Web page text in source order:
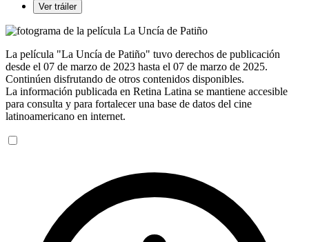
Ver tráiler
La película "La Uncía de Patiño" tuvo derechos de publicación
desde el 07 de marzo de 2023 hasta el 07 de marzo de 2025.
Continúen disfrutando de otros contenidos disponibles.
La información publicada en Retina Latina se mantiene accesible
para consulta y para fortalecer una base de datos del cine
latinoamericano en internet.